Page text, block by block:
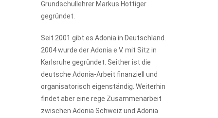
Grundschullehrer Markus Hottiger
gegründet.
Seit 2001 gibt es Adonia in Deutschland.
2004 wurde der Adonia e.V. mit Sitz in
Karlsruhe gegründet. Seither ist die
deutsche Adonia-Arbeit finanziell und
organisatorisch eigenständig. Weiterhin
findet aber eine rege Zusammenarbeit
zwischen Adonia Schweiz und Adonia